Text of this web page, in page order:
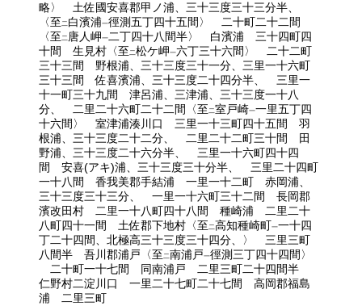
略〉 土佐國安喜郡甲ノ浦、三十三度三十三分半、
〈至二白濱浦一徑測五丁四十五間〉 二十町二十二間
〈至二 唐人岬一 二丁四十八間半〉 白濱浦 三十四町四
十間 生見村〈至二松ケ岬一六丁三十六間〉 二十二町
三十三間 野根浦、三十三度三十一分、三里一十六町
三十三間 佐喜濱浦、三十三度二十四分半、 三里一
十一町三十九間 津呂浦、三津浦、三十三度一十八
分、 二里二十六町二十二間〈至二室戸崎一一里五丁四
十六間〉 室津浦湊川口 三里一十三町四十五間 羽
根浦、三十三度二十二分、 二里二十二町三十間 田
野浦、三十三度二十六分半、 三里一十六町四十四
間 安喜(アキ)浦、三十三度三十分半、 三里二十四町
一十八間 香我美郡手結浦 一里一十二町 赤岡浦、
三十三度三十三分、 一里一十六町三十二間 長岡郡
濱改田村 二里一十八町四十八間 種崎浦 二里二十
八町四十一間 土佐郡下地村〈至二高知種崎町一一十四
丁二十四間、北極高三十三度三十四分、〉 三里三町
八間半 吾川郡浦戸〈至二南浦戸一徑測三丁四十四間〉
二十町一十七間 同南浦戸 二里三町二十四間半
仁野村二淀川口 一里二十七町二十七間 高岡郡福島
浦 二里三町